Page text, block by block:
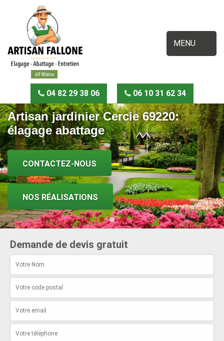
MENU
04 82 29 38 06 06 10 31 62 34
Artisan jardinier Cercie 69220:
élagage abattage
CONTACTEZ-NOUS
NOS RÉALISATIONS
Demande de devis gratuit